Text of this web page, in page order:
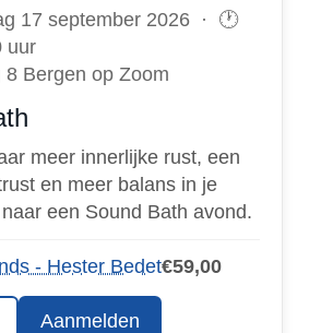
17 september 2026 · 🕐
uur
8 Bergen op Zoom
meer innerlijke rust, een
en meer balans in je
een Sound Bath avond.
- Hester Bedet€59,00
Aanmelden